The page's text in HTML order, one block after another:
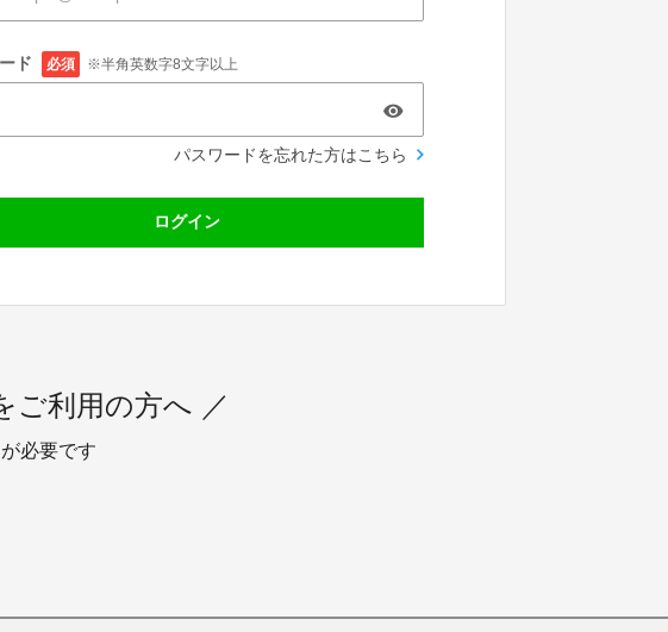
ド 必須 ※半角英数字8文字以上
パスワードを忘れた方はこちら
ログイン
ご利用の方へ ／
必要です